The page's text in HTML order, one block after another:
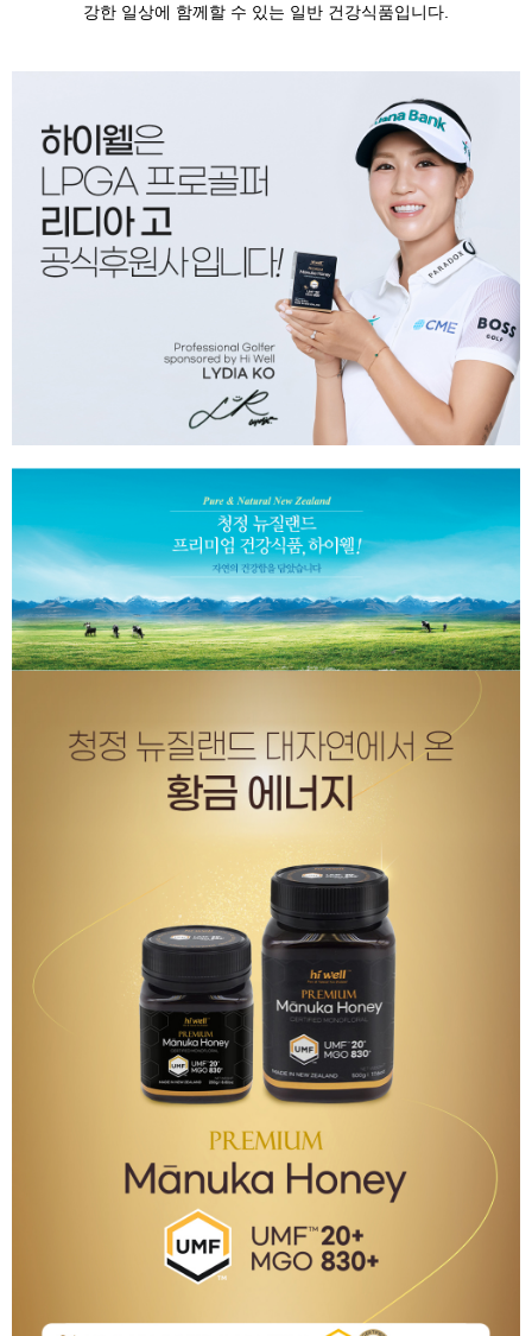
강한 일상에 함께할 수 있는 일반 건강식품입니다.